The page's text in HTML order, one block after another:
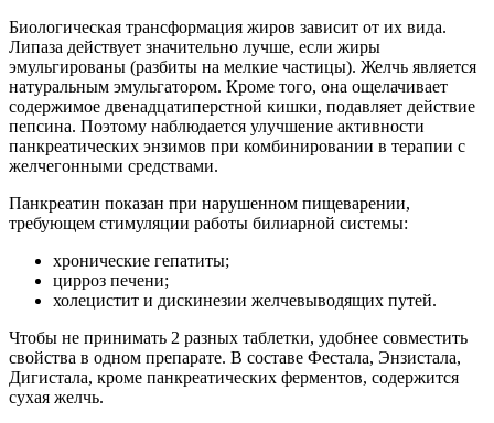
Биологическая трансформация жиров зависит от их вида.
Липаза действует значительно лучше, если жиры
эмульгированы (разбиты на мелкие частицы). Желчь является
натуральным эмульгатором. Кроме того, она ощелачивает
содержимое двенадцатиперстной кишки, подавляет действие
пепсина. Поэтому наблюдается улучшение активности
панкреатических энзимов при комбинировании в терапии с
желчегонными средствами.
Панкреатин показан при нарушенном пищеварении,
требующем стимуляции работы билиарной системы:
хронические гепатиты;
цирроз печени;
холецистит и дискинезии желчевыводящих путей.
Чтобы не принимать 2 разных таблетки, удобнее совместить
свойства в одном препарате. В составе Фестала, Энзистала,
Дигистала, кроме панкреатических ферментов, содержится
сухая желчь.